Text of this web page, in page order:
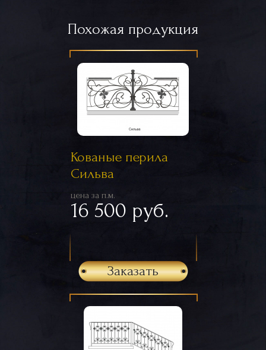
Похожая продукция
Кованые перила
Сильва
цена за п.м.
16 500 руб.
Заказать